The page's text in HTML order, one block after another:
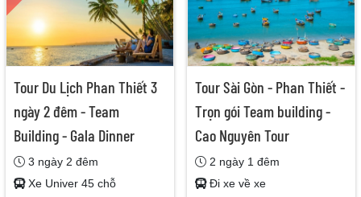
Tour Du Lịch Phan Thiết 3
ngày 2 đêm - Team
Building - Gala Dinner
3 ngày 2 đêm
Xe Univer 45 chỗ
Tour Sài Gòn - Phan Thiết -
Trọn gói Team building -
Cao Nguyên Tour
2 ngày 1 đêm
Đi xe về xe